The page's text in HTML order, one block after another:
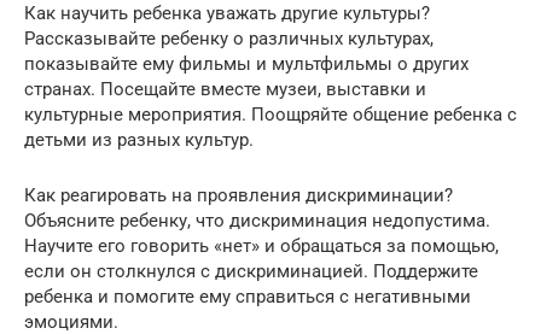
Как научить ребенка уважать другие культуры?
Рассказывайте ребенку о различных культурах,
показывайте ему фильмы и мультфильмы о других
странах. Посещайте вместе музеи, выставки и
культурные мероприятия. Поощряйте общение ребенка с
детьми из разных культур.
Как реагировать на проявления дискриминации?
Объясните ребенку, что дискриминация недопустима.
Научите его говорить «нет» и обращаться за помощью,
если он столкнулся с дискриминацией. Поддержите
ребенка и помогите ему справиться с негативными
эмоциями.